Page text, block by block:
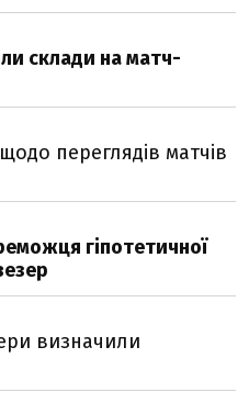
склади на матч-
переглядів матчів
гіпотетичної
визначили